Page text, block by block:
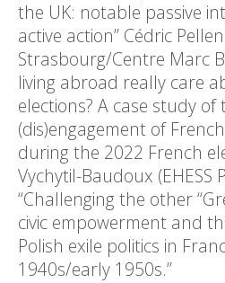
the UK: notable passive
active action” Cédric
Strasbourg/Centre Marc
living abroad really care
elections? A case study of
(dis)engagement of
during the 2022 French
Vychytil-Baudoux (EHESS
“Challenging the other
civic empowerment and
Polish exile politics in
1940s/early 1950s.”